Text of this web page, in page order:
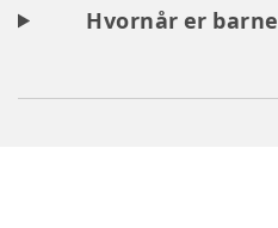
Hvornår er